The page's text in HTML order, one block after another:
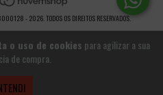
o uso de cookies para agilizar a sua
de compra.
- 2026. TODOS OS DIREITOS RESERVADOS.